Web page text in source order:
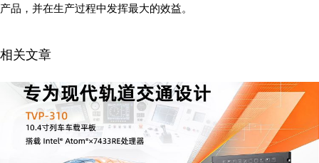
产品，并在生产过程中发挥最大的效益。
相关文章